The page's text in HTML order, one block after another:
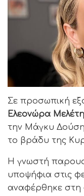
Σε προσωπική
Ελεονώρα Μελέτη
την Μάγκυ
το βράδυ της
Η γνωστή
υποψήφια στις
αναφέρθηκε στη